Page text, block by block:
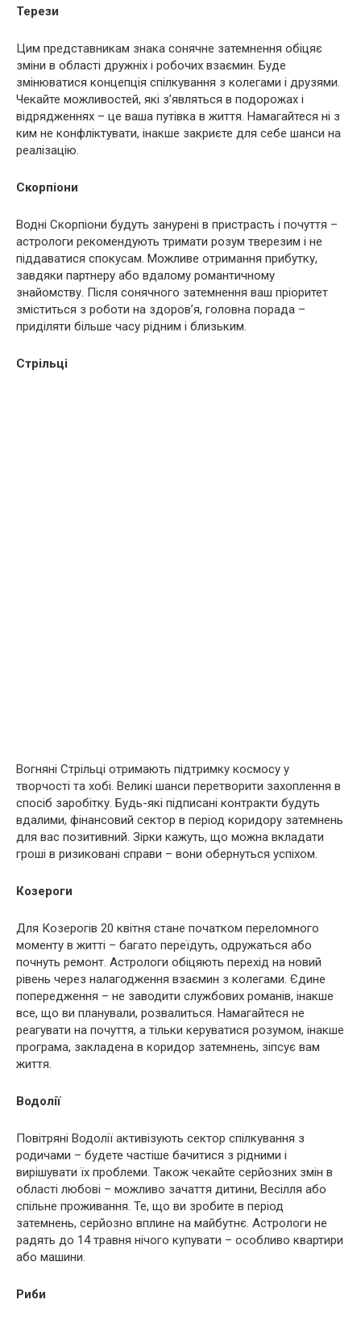
Терези
Цим представникам знака сонячне затемнення обіцяє
зміни в області дружніх і робочих взаємин. Буде
змінюватися концепція спілкування з колегами і друзями.
Чекайте можливостей, які з’являться в подорожах і
відрядженнях – це ваша путівка в життя. Намагайтеся ні з
ким не конфліктувати, інакше закриєте для себе шанси на
реалізацію.
Скорпіони
Водні Скорпіони будуть занурені в пристрасть і почуття –
астрологи рекомендують тримати розум тверезим і не
піддаватися спокусам. Можливе отримання прибутку,
завдяки партнеру або вдалому романтичному
знайомству. Після сонячного затемнення ваш пріоритет
зміститься з роботи на здоров’я, головна порада –
приділяти більше часу рідним і близьким.
Стрільці
Вогняні Стрільці отримають підтримку космосу у
творчості та хобі. Великі шанси перетворити захоплення в
спосіб заробітку. Будь-які підписані контракти будуть
вдалими, фінансовий сектор в період коридору затемнень
для вас позитивний. Зірки кажуть, що можна вкладати
гроші в ризиковані справи – вони обернуться успіхом.
Козероги
Для Козерогів 20 квітня стане початком переломного
моменту в житті – багато переїдуть, одружаться або
почнуть ремонт. Астрологи обіцяють перехід на новий
рівень через налагодження взаємин з колегами. Єдине
попередження – не заводити службових романів, інакше
все, що ви планували, розвалиться. Намагайтеся не
реагувати на почуття, а тільки керуватися розумом, інакше
програма, закладена в коридор затемнень, зіпсує вам
життя.
Водолії
Повітряні Водолії активізують сектор спілкування з
родичами – будете частіше бачитися з рідними і
вирішувати їх проблеми. Також чекайте серйозних змін в
області любові – можливо зачаття дитини, Весілля або
спільне проживання. Те, що ви зробите в період
затемнень, серйозно вплине на майбутнє. Астрологи не
радять до 14 травня нічого купувати – особливо квартири
або машини.
Риби